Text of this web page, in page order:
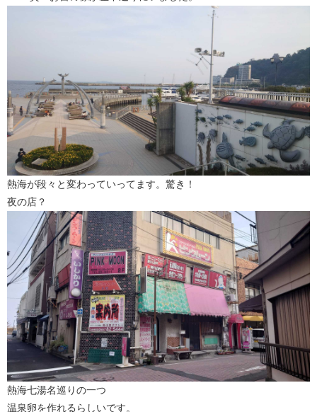
熱海が段々と変わっていってます。驚き！
夜の店？
熱海七湯名巡りの一つ
温泉卵を作れるらしいです。